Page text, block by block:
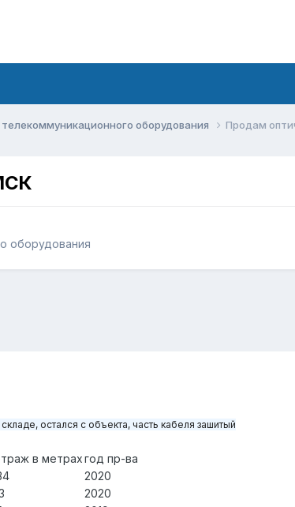
оборудования Продам
оборудования
остался с объекта, часть кабеля зашитый
в метрахгод пр-ва
2020
2020